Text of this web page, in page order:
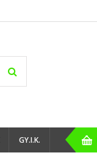
GY.I.K.